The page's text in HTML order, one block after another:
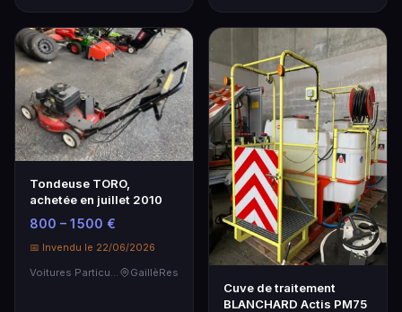
Tondeuse TORO,
achetée en juillet 2010
800 – 1 500 €
📅 Invendu le 22/06/2026
Voitures Particulières
GaillèRes
Cuve de traitement
BLANCHARD Actis PM75